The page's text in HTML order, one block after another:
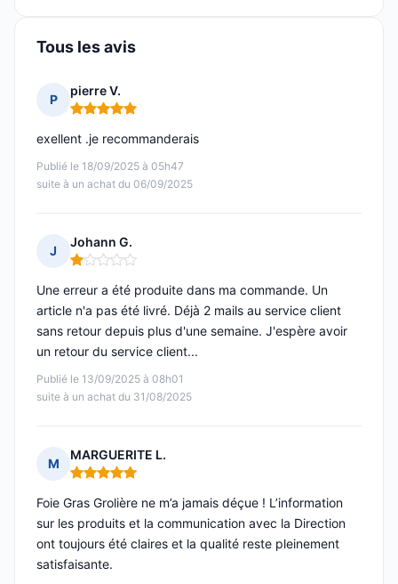
Tous les avis
P
pierre V.
Note : 5 sur 5
Publié le 18/09/2025 à 05h47
suite à un achat du 06/09/2025
exellent .je recommanderais
J
Johann G.
Note : 1 sur 5
Publié le 13/09/2025 à 08h01
suite à un achat du 31/08/2025
Une erreur a été produite dans ma commande. Un
article n'a pas été livré. Déjà 2 mails au service client
sans retour depuis plus d'une semaine. J'espère avoir
un retour du service client...
M
MARGUERITE L.
Note : 5 sur 5
Foie Gras Grolière ne m’a jamais déçue ! L’information
sur les produits et la communication avec la Direction
ont toujours été claires et la qualité reste pleinement
satisfaisante.